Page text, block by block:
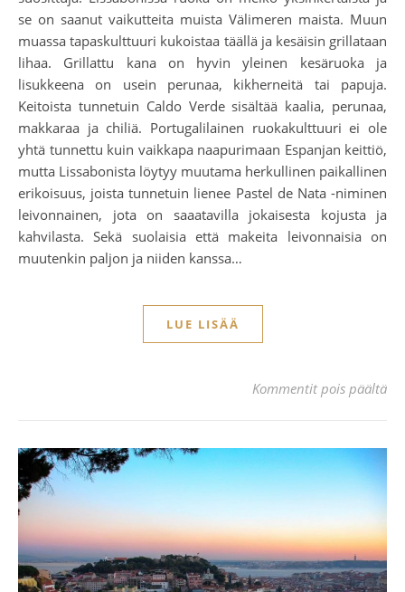
se on saanut vaikutteita muista Välimeren maista. Muun
muassa tapaskulttuuri kukoistaa täällä ja kesäisin grillataan
lihaa. Grillattu kana on hyvin yleinen kesäruoka ja
lisukkeena on usein perunaa, kikherneitä tai papuja.
Keitoista tunnetuin Caldo Verde sisältää kaalia, perunaa,
makkaraa ja chiliä. Portugalilainen ruokakulttuuri ei ole
yhtä tunnettu kuin vaikkapa naapurimaan Espanjan keittiö,
mutta Lissabonista löytyy muutama herkullinen paikallinen
erikoisuus, joista tunnetuin lienee Pastel de Nata -niminen
leivonnainen, jota on saaatavilla jokaisesta kojusta ja
kahvilasta. Sekä suolaisia että makeita leivonnaisia on
muutenkin paljon ja niiden kanssa…
LUE LISÄÄ
Kommentit pois päältä